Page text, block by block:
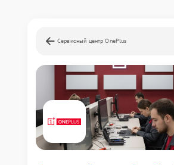
Сервисный центр OnePlus